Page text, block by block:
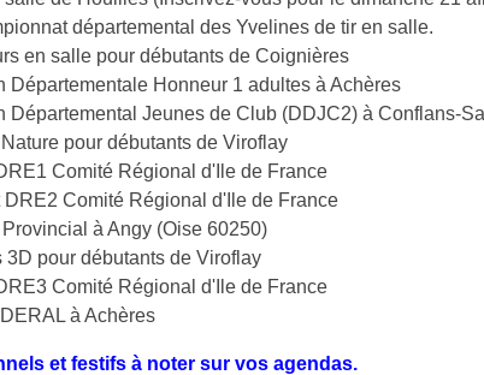
départemental des Yvelines de tir en salle.
en salle pour débutants de Coignières
Départementale Honneur 1 adultes à Achères
Départemental Jeunes de Club (DDJC2) à Conflans-
pour débutants de Viroflay
Comité Régional d'Ile de France
Comité Régional d'Ile de France
à Angy (Oise 60250)
3D pour débutants de Viroflay
Comité Régional d'Ile de France
à Achères
et festifs à noter sur vos agendas.